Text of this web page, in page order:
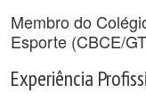
Membro do
Esporte (CBCE/
Experiência